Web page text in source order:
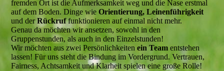
fremden Ort ist die Aufmerksamkeit weg und die Nase erstmal
auf dem Boden. Dinge wieOrientierung, Leinenführigkeit
und derRückruffunktionieren auf einmal nicht mehr.
Genau da möchten wir ansetzen, sowohl in den
Gruppenstunden, als auch in den Einzelstunden!
Wir möchten aus zwei Persönlichkeitenein Team entstehen
lassen! Für uns steht die Bindung im Vordergrund. Vertrauen,
Fairness, Achtsamkeit und Klarheit spielen eine große Rolle!